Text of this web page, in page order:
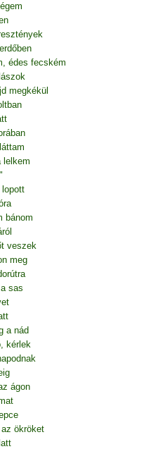
édes fecském
megkékül
lelkem
lopott
bánom
veszek
meg
sas
a nád
kérlek
ágon
ökröket